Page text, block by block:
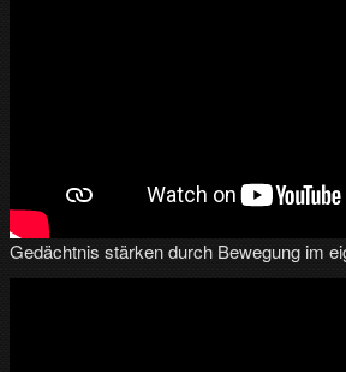
Gedächtnis stärken durch Bewegung im